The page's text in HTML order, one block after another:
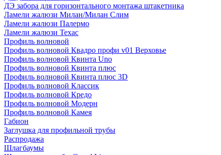
ДЭ забора для горизонтального монтажа штакетника
Ламели жалюзи Милан/Милан Слим
Ламели жалюзи Палермо
Ламели жалюзи Техас
Профиль волновой
Профиль волновой Квадро профи v01 Верховье
Профиль волновой Квинта Uno
Профиль волновой Квинта плюс
Профиль волновой Квинта плюс 3D
Профиль волновой Классик
Профиль волновой Кредо
Профиль волновой Модерн
Профиль волновой Камея
Габион
Заглушка для профильной трубы
Распродажа
Шлагбаумы